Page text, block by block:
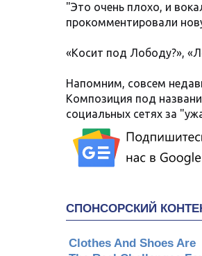
"Это очень плохо, и
прокомментировали
«Косит под Лободу?»,
Напомним, совсем
Композиция под
социальных сетях за